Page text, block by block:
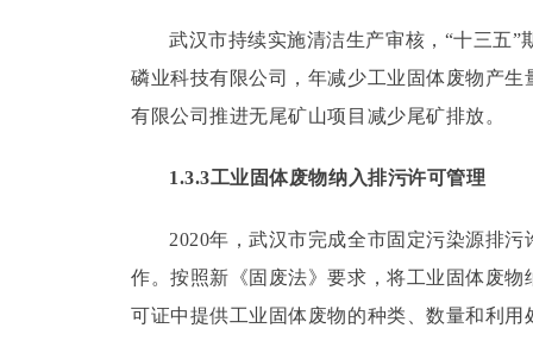
武汉市持续实施清洁生产审核，“十三五”
磷业科技有限公司，年减少工业固体废物产
有限公司推进无尾矿山项目减少尾矿排放。
1.3.3工业固体废物纳入排污许可管理
2020年，武汉市完成全市固定污染源排
作。按照新《固废法》要求，将工业固体废
可证中提供工业固体废物的种类、数量和利用